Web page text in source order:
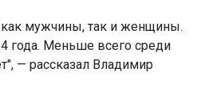
как мужчины, так и женщины.
года. Меньше всего среди
— рассказал Владимир